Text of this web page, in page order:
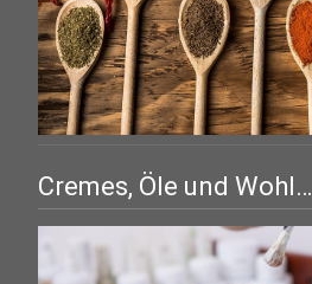
Cremes, Öle und Wohl…